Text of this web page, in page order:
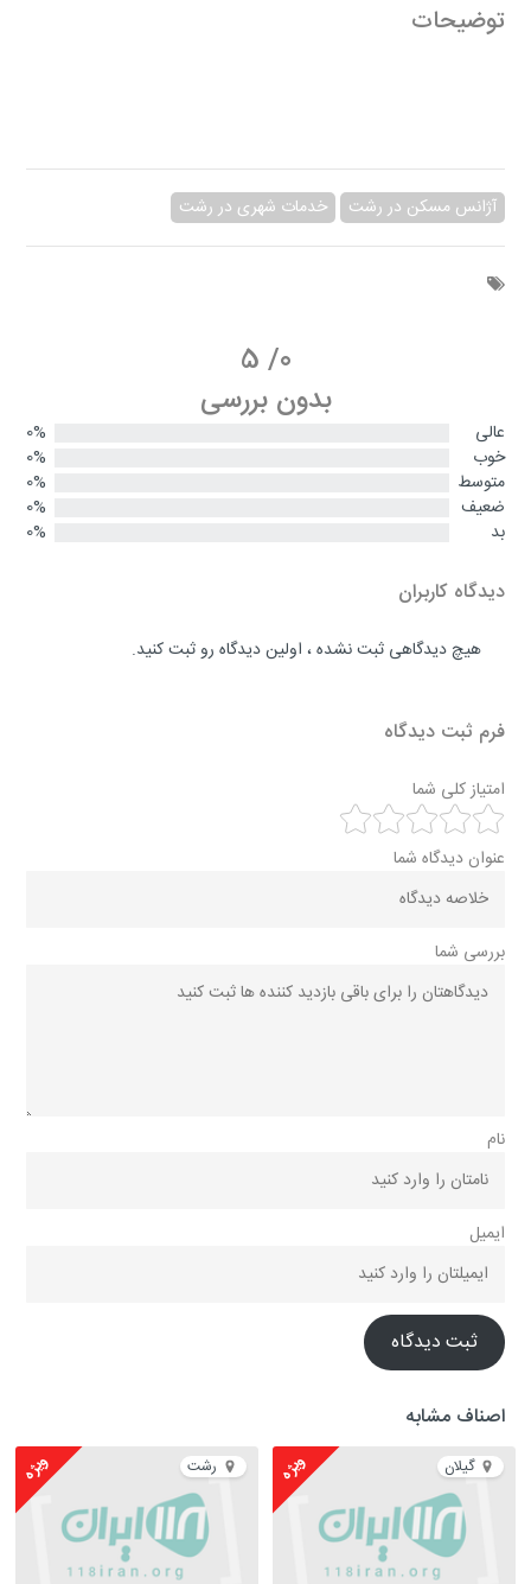
توضیحات
آژانس مسکن در رشت خدمات شهری در رشت
0
/
5
بدون بررسی
عالی
0%
خوب
0%
متوسط
0%
ضعیف
0%
بد
0%
دیدگاه کاربران
هیچ دیدگاهی ثبت نشده ، اولین دیدگاه رو ثبت کنید.
فرم ثبت دیدگاه
امتیاز کلی شما
عنوان دیدگاه شما
بررسی شما
نام
ایمیل
ثبت دیدگاه
اصناف مشابه
گیلان ویژه رشت ویژه